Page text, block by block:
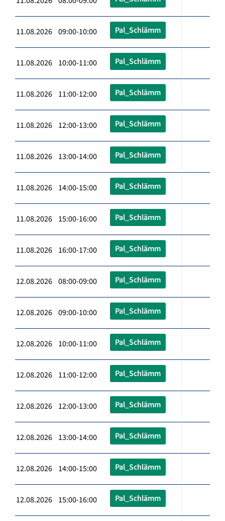
11.08.2026 09:00-10:00 Pal_Schlämm
11.08.2026 10:00-11:00 Pal_Schlämm
11.08.2026 11:00-12:00 Pal_Schlämm
11.08.2026 12:00-13:00 Pal_Schlämm
11.08.2026 13:00-14:00 Pal_Schlämm
11.08.2026 14:00-15:00 Pal_Schlämm
11.08.2026 15:00-16:00 Pal_Schlämm
11.08.2026 16:00-17:00 Pal_Schlämm
12.08.2026 08:00-09:00 Pal_Schlämm
12.08.2026 09:00-10:00 Pal_Schlämm
12.08.2026 10:00-11:00 Pal_Schlämm
12.08.2026 11:00-12:00 Pal_Schlämm
12.08.2026 12:00-13:00 Pal_Schlämm
12.08.2026 13:00-14:00 Pal_Schlämm
12.08.2026 14:00-15:00 Pal_Schlämm
12.08.2026 15:00-16:00 Pal_Schlämm